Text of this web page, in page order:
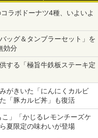
ラボドーナツ4種、いよいよ
ッグ＆タンブラーセット」を
効分
する「極旨牛鉄板ステーキ定
がきいた「にんにくカルビ
「豚カルビ丼」も復活
」「かじるレモンチーズケ
夏限定の味わいが登場